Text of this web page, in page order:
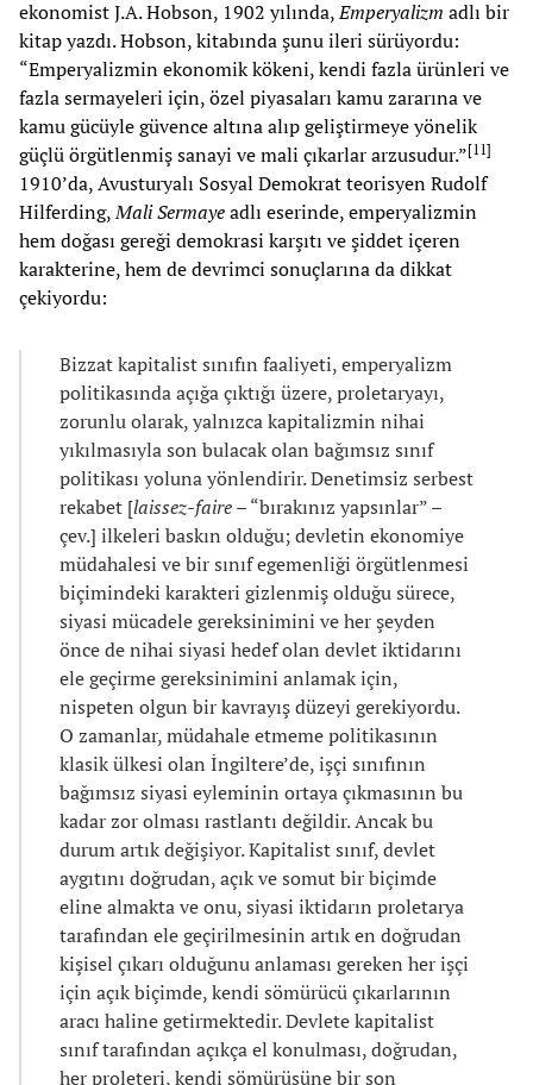
ekonomist J.A. Hobson, 1902 yılında,Emperyalizm adlı bir
kitap yazdı. Hobson, kitabında şunu ileri sürüyordu:
“Emperyalizmin ekonomik kökeni, kendi fazla ürünleri ve
fazla sermayeleri için, özel piyasaları kamu zararına ve
kamu gücüyle güvence altına alıp geliştirmeye yönelik
güçlü örgütlenmiş sanayi ve mali çıkarlar arzusudur.”[11]
1910’da, Avusturyalı Sosyal Demokrat teorisyen Rudolf
Hilferding,Mali Sermayeadlı eserinde, emperyalizmin
hem doğası gereği demokrasi karşıtı ve şiddet içeren
karakterine, hem de devrimci sonuçlarına da dikkat
çekiyordu:
Bizzat kapitalist sınıfın faaliyeti, emperyalizm
politikasında açığa çıktığı üzere, proletaryayı,
zorunlu olarak, yalnızca kapitalizmin nihai
yıkılmasıyla son bulacak olan bağımsız sınıf
politikası yoluna yönlendirir. Denetimsiz serbest
rekabet [laissez-faire– “bırakınız yapsınlar” –
çev.] ilkeleri baskın olduğu; devletin ekonomiye
müdahalesi ve bir sınıf egemenliği örgütlenmesi
biçimindeki karakteri gizlenmiş olduğu sürece,
siyasi mücadele gereksinimini ve her şeyden
önce de nihai siyasi hedef olan devlet iktidarını
ele geçirme gereksinimini anlamak için,
nispeten olgun bir kavrayış düzeyi gerekiyordu.
O zamanlar, müdahale etmeme politikasının
klasik ülkesi olan İngiltere’de, işçi sınıfının
bağımsız siyasi eyleminin ortaya çıkmasının bu
kadar zor olması rastlantı değildir. Ancak bu
durum artık değişiyor. Kapitalist sınıf, devlet
aygıtını doğrudan, açık ve somut bir biçimde
eline almakta ve onu, siyasi iktidarın proletarya
tarafından ele geçirilmesinin artık en doğrudan
kişisel çıkarı olduğunu anlaması gereken her işçi
için açık biçimde, kendi sömürücü çıkarlarının
aracı haline getirmektedir. Devlete kapitalist
sınıf tarafından açıkça el konulması, doğrudan,
her proleteri, kendi sömürüsüne bir son